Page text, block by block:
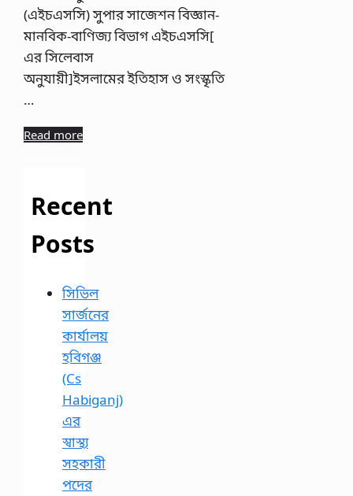
(এইচএসসি) সুপার সাজেশন বিজ্ঞান-
মানবিক-বাণিজ্য বিভাগ এইচএসসি[
এর সিলেবাস
অনুযায়ী]ইসলামের ইতিহাস ও সংস্কৃতি
…
Read more
Recent
Posts
সিভিল
সার্জনের
কার্যালয়
হবিগঞ্জ
(Cs
Habiganj)
এর
স্বাস্থ্য
সহকারী
পদের